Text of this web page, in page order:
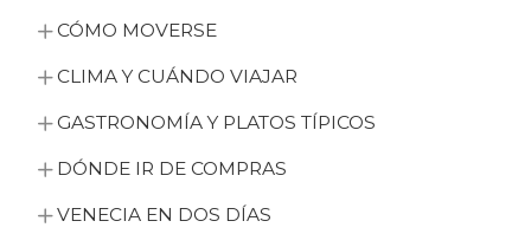
CÓMO MOVERSE
CLIMA Y CUÁNDO VIAJAR
GASTRONOMÍA Y PLATOS TÍPICOS
DÓNDE IR DE COMPRAS
VENECIA EN DOS DÍAS